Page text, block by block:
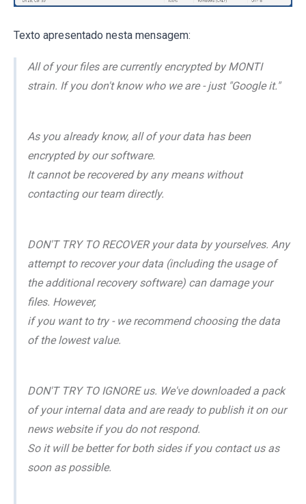
Texto apresentado nesta mensagem:
All of your files are currently encrypted by MONTI
strain. If you don't know who we are - just "Google it."
As you already know, all of your data has been
encrypted by our software.
It cannot be recovered by any means without
contacting our team directly.
DON'T TRY TO RECOVER your data by yourselves. Any
attempt to recover your data (including the usage of
the additional recovery software) can damage your
files. However,
if you want to try - we recommend choosing the data
of the lowest value.
DON'T TRY TO IGNORE us. We've downloaded a pack
of your internal data and are ready to publish it on our
news website if you do not respond.
So it will be better for both sides if you contact us as
soon as possible.